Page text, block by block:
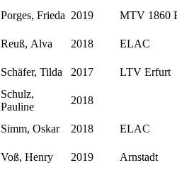
Porges, Frieda 2019 MTV 1860
Reuß, Alva 2018 ELAC
Schäfer, Tilda 2017 LTV Erfurt
Schulz,
Pauline
2018
Simm, Oskar 2018 ELAC
Voß, Henry 2019 Arnstadt